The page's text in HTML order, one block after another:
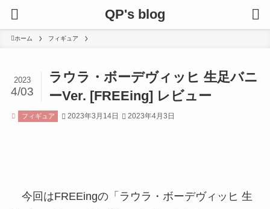
QP's blog
ホーム フィギュア
ラウラ・ボーデヴィッヒ 生足バニ
ーVer. [FREEing] レビュー
2023
4/03
フィギュア 2023年3月14日 2023年4月3日
今回はFREEingの「ラウラ・ボーデヴィッヒ 生